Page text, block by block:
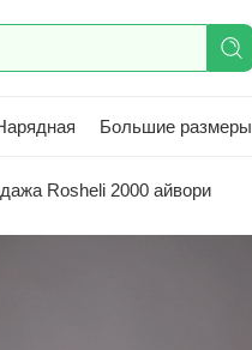
Большие размеры
Rosheli 2000 айвори